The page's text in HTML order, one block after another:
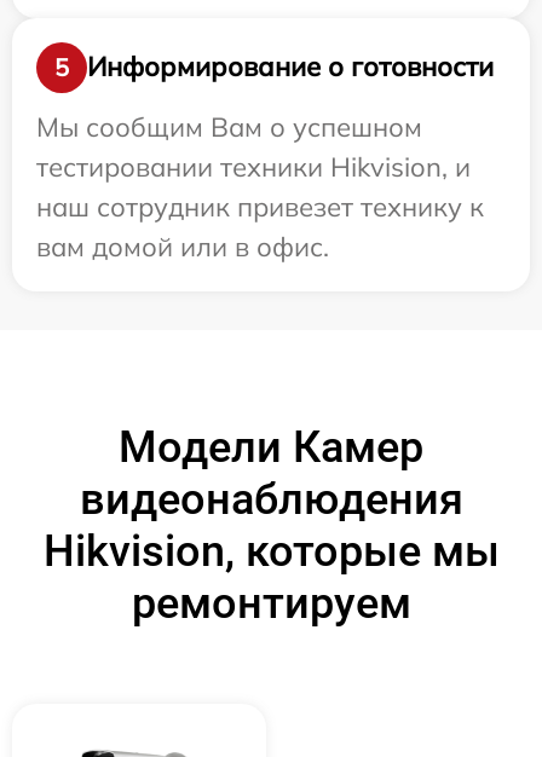
5
Информирование о готовности
Мы сообщим Вам о успешном
тестировании техники Hikvision, и
наш сотрудник привезет технику к
вам домой или в офис.
Модели Камер
видеонаблюдения
Hikvision, которые мы
ремонтируем